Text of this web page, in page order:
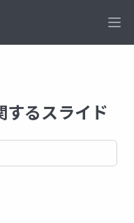
るスライド